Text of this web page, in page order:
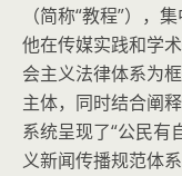
（简称“教程”），
他在传媒实践和学
会主义法律体系为
主体，同时结合阐
系统呈现了“公民有
义新闻传播规范体